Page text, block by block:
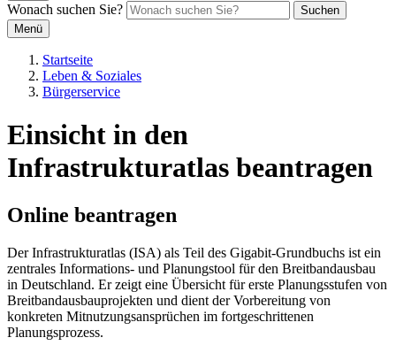
Wonach suchen Sie?
Suchen
Menü
Startseite
Leben & Soziales
Bürgerservice
Einsicht in den
Infrastrukturatlas beantragen
Online beantragen
Der Infrastrukturatlas (ISA) als Teil des Gigabit-Grundbuchs ist ein
zentrales Informations- und Planungstool für den Breitbandausbau
in Deutschland. Er zeigt eine Übersicht für erste Planungsstufen von
Breitbandausbauprojekten und dient der Vorbereitung von
konkreten Mitnutzungsansprüchen im fortgeschrittenen
Planungsprozess.